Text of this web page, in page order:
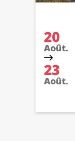
20
Août.
23
Août.